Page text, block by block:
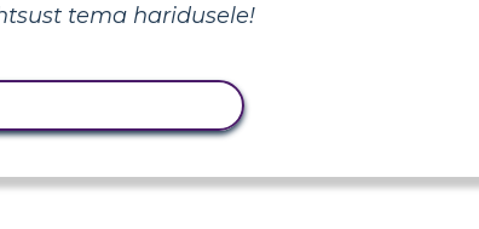
tema haridusele!